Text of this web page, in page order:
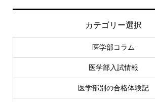
カテゴリー選択
医学部コラム
医学部入試情報
医学部別の合格体験記